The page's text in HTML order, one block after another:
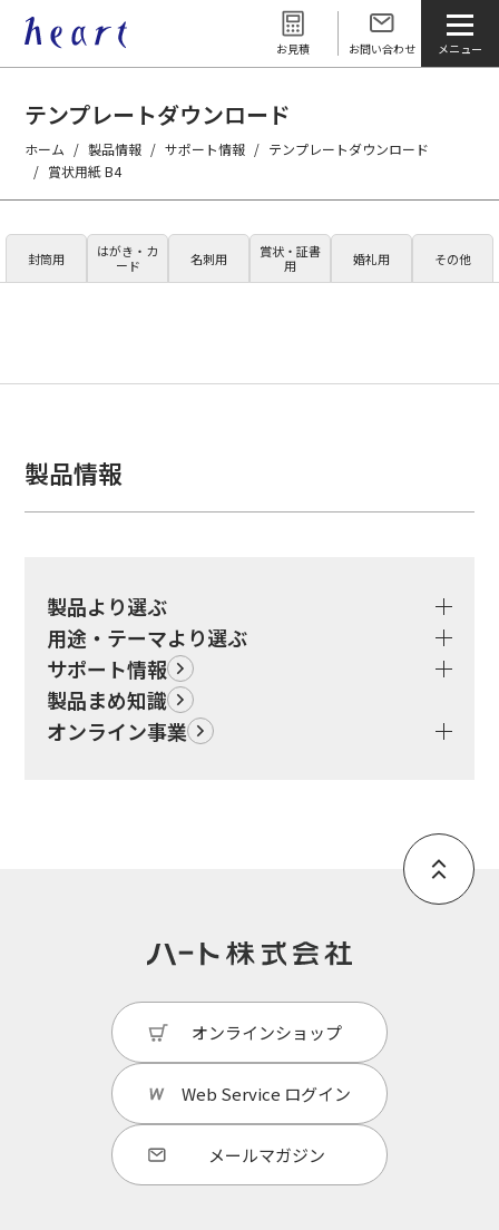
お見積 お問い合わせ
テンプレートダウンロード
ホーム 製品情報 サポート情報
テンプレートダウンロード
賞状用紙 B4
封筒用
はがき・カ
ード
名刺用
賞状・証書
用
婚礼用 その他
製品情報
製品より選ぶ
用途・テーマより選ぶ
サポート情報
製品まめ知識
オンライン事業
オンラインショップ
Web Service ログイン
メールマガジン